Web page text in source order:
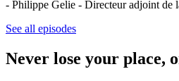
- Philippe Gelie - Directeur adjoint de
See all episodes
Never lose your place,